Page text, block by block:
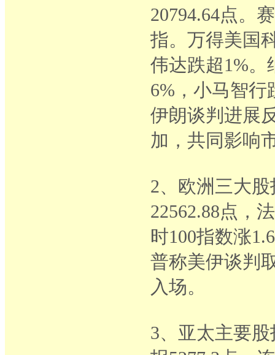
20794.64点。
指。万得美国
伟达跌超1%。
6%，小马智行
伊朗谈判进展
加，共同影响
2、欧洲三大
22562.88点，
时100指数涨
普称美伊谈判
入场。
3、亚太主要